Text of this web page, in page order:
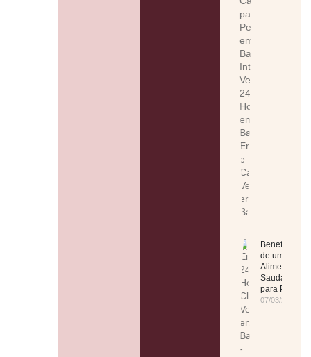
Benefícios
de uma
Alimentação
Saudável
para Pets
07/03/2025